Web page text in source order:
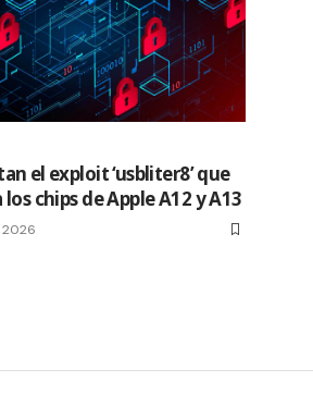
el exploit ‘usbliter8’ que
chips de Apple A12 y A13
2026